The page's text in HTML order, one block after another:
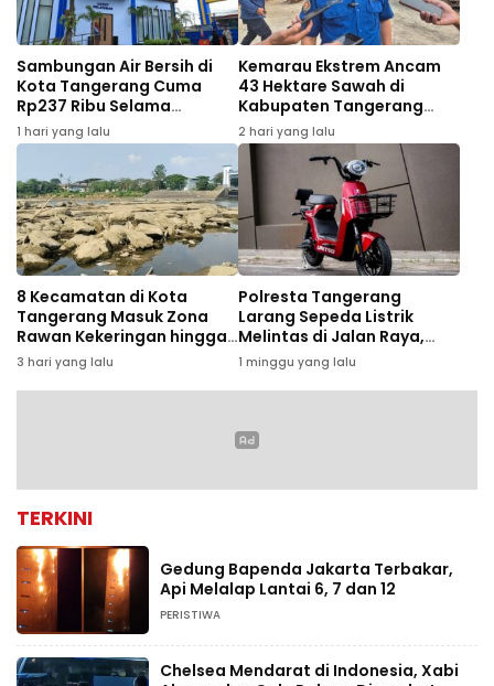
Sambungan Air Bersih di
Kota Tangerang Cuma
Rp237 Ribu Selama
Agustus, Ini Syaratnya
1 hari yang lalu
Kemarau Ekstrem Ancam
43 Hektare Sawah di
Kabupaten Tangerang
Gagal Panen
2 hari yang lalu
8 Kecamatan di Kota
Tangerang Masuk Zona
Rawan Kekeringan hingga
September 2026
3 hari yang lalu
Polresta Tangerang
Larang Sepeda Listrik
Melintas di Jalan Raya,
Pelanggar Bakal
Ditertibkan
1 minggu yang lalu
TERKINI
Gedung Bapenda Jakarta Terbakar,
Api Melalap Lantai 6, 7 dan 12
PERISTIWA
Chelsea Mendarat di Indonesia, Xabi